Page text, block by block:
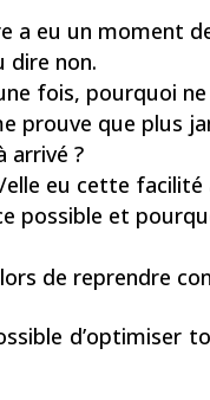
a eu un moment
dire non.
une fois, pourquoi
prouve que plus
arrivé ?
eu cette facilité
possible et
de reprendre
d’optimiser